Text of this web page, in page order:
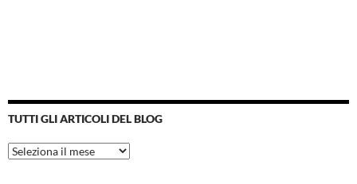
TUTTI GLI ARTICOLI DEL BLOG
Tutti
gli